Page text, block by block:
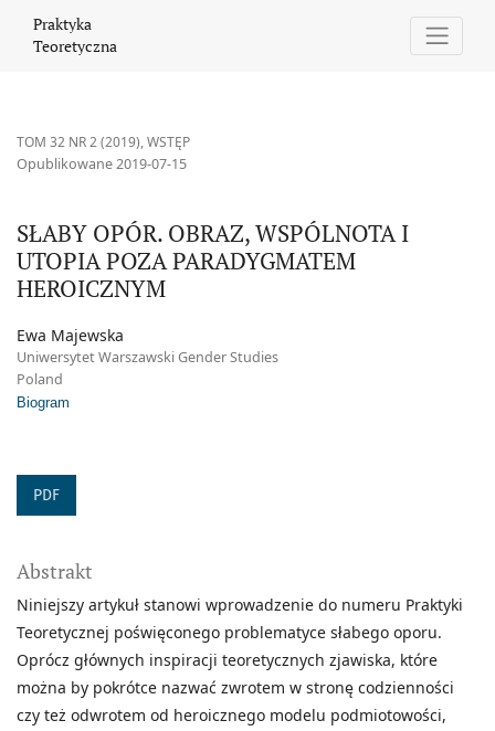
Praktyka
Teoretyczna
TOM 32 NR 2 (2019),WSTĘP
SŁABY OPÓR. OBRAZ, WSPÓLNOTA I
UTOPIA POZA PARADYGMATEM
HEROICZNYM
Opublikowane 2019-07-15
Ewa Majewska
Uniwersytet Warszawski Gender Studies
Poland
Biogram
PDF
Abstrakt
Niniejszy artykuł stanowi wprowadzenie do numeru Praktyki
Teoretycznej poświęconego problematyce słabego oporu.
Oprócz głównych inspiracji teoretycznych zjawiska, które
można by pokrótce nazwać zwrotem w stronę codzienności
czy też odwrotem od heroicznego modelu podmiotowości,